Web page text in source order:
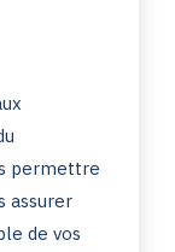
permettre
assurer
de vos